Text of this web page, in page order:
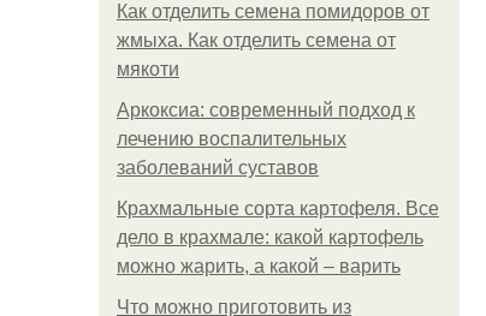
Как отделить семена помидоров от
жмыха. Как отделить семена от
мякоти
Аркоксиа: современный подход к
лечению воспалительных
заболеваний суставов
Крахмальные сорта картофеля. Все
дело в крахмале: какой картофель
можно жарить, а какой – варить
Что можно приготовить из